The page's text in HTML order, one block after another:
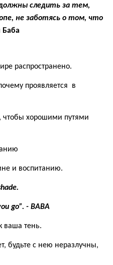
следить за тем,
не заботясь о том, что
Баба
распространено.
проявляется в
чтобы хорошими путями
и воспитанию.
go”. - ВABA
ваша тень.
будьте с нею неразлучны,